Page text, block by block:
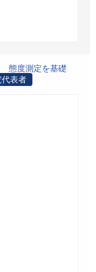
態度測定を基礎
代表者